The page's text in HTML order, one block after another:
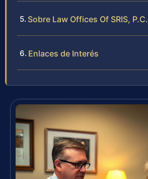
Sobre Law Offices Of SRIS, P.C.
Enlaces de Interés